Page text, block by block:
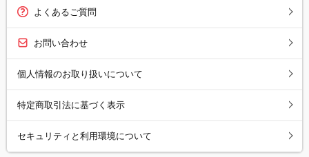
よくあるご質問
お問い合わせ
個人情報のお取り扱いについて
特定商取引法に基づく表示
セキュリティと利用環境について